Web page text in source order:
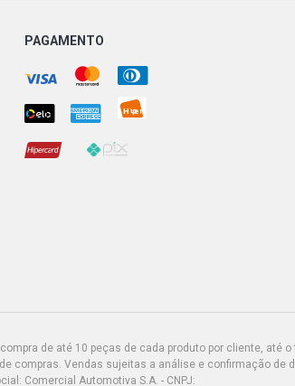
PAGAMENTO
de até 10 peças de cada produto por cliente, até
compras. Vendas sujeitas a análise e confirmação de
Comercial Automotiva S.A. - CNPJ: